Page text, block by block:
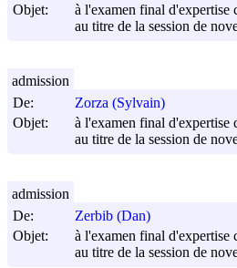
Objet:
à l'examen final d'expertise
au titre de la session de
De:
Zorza (Sylvain)
Objet:
à l'examen final d'expertise
au titre de la session de
admission
De:
Zerbib (Dan)
Objet:
à l'examen final d'expertise
au titre de la session de
admission